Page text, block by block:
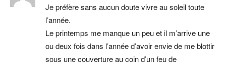
Je préfère sans aucun doute vivre au soleil toute
l’année.
Le printemps me manque un peu et il m’arrive une
ou deux fois dans l’année d’avoir envie de me blottir
sous une couverture au coin d’un feu de